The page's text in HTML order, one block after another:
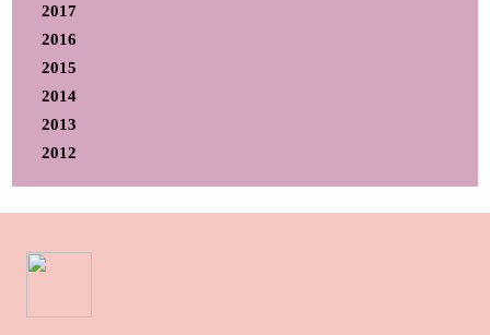
2017
2016
2015
2014
2013
2012